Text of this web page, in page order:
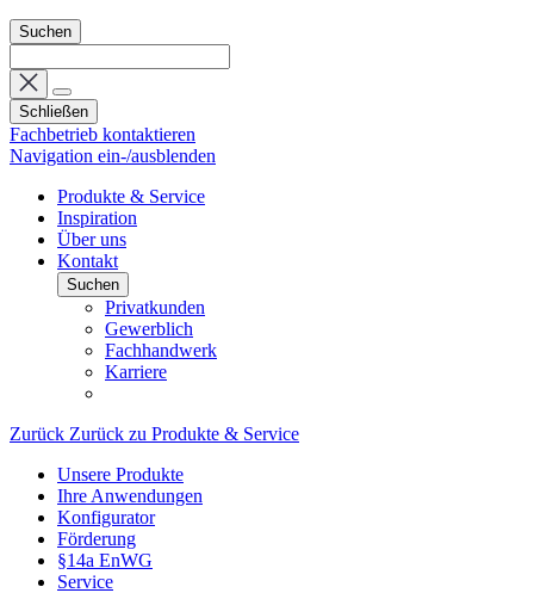
Suchen
Schließen
Fachbetrieb kontaktieren
Navigation ein-/ausblenden
Produkte & Service
Inspiration
Über uns
Kontakt
Suchen
Privatkunden
Gewerblich
Fachhandwerk
Karriere
Zurück Zurück zu Produkte & Service
Unsere Produkte
Ihre Anwendungen
Konfigurator
Förderung
§14a EnWG
Service